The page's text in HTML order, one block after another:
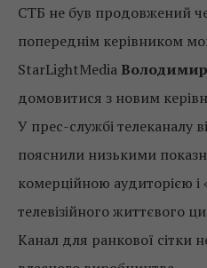
СТБ не був продовжений
попереднім керівником
StarLightMedia
домовитися з новим
У прес-службі телеканалу
пояснили низькими
комерційною аудиторією
телевізійного життєвого
Канал для ранкової сітки